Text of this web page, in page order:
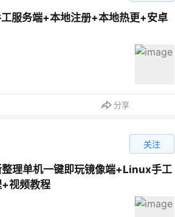
服务端+本地注册+本地热更+安卓
分享
关注
理单机一键即玩镜像端+Linux手工
视频教程